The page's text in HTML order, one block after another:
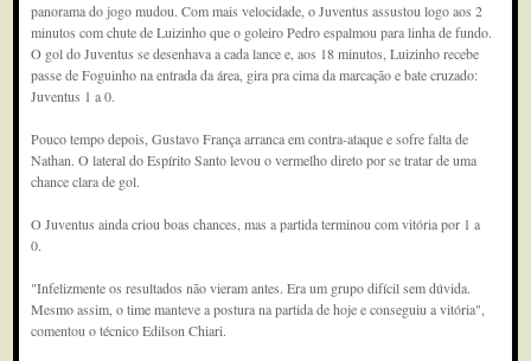
panorama do jogo mudou. Com mais velocidade, o Juventus assustou logo aos 2
minutos com chute de Luizinho que o goleiro Pedro espalmou para linha de fundo.
O gol do Juventus se desenhava a cada lance e, aos 18 minutos, Luizinho recebe
passe de Foguinho na entrada da área, gira pra cima da marcação e bate cruzado:
Juventus 1 a 0.
Pouco tempo depois, Gustavo França arranca em contra-ataque e sofre falta de
Nathan. O lateral do Espírito Santo levou o vermelho direto por se tratar de uma
chance clara de gol.
O Juventus ainda criou boas chances, mas a partida terminou com vitória por 1 a
0.
"Infelizmente os resultados não vieram antes. Era um grupo difícil sem dúvida.
Mesmo assim, o time manteve a postura na partida de hoje e conseguiu a vitória",
comentou o técnico Edilson Chiari.